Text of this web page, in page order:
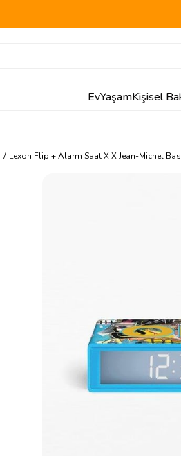
EvYaşamKişisel
Lexon Flip + Alarm Saat X X Jean-Michel